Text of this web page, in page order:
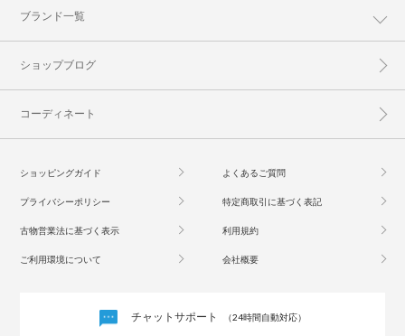
ブランド一覧
ショップブログ
コーディネート
ショッピングガイド よくあるご質問
プライバシーポリシー 特定商取引に基づく表記
古物営業法に基づく表示 利用規約
ご利用環境について 会社概要
チャットサポート （24時間自動対応）